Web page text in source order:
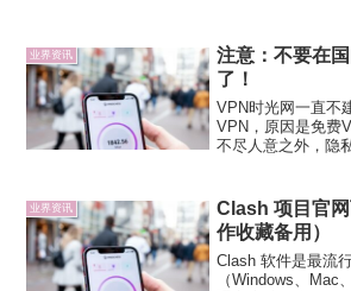
业界资讯
注意：不要在
了！
VPN时光网一直不
VPN，原因是免费
不尽人意之外，隐
可靠。该报告显示
VPN应用程序中...
业界资讯
Clash 项目官
作收藏备用）
Clash 软件是最流
（Windows、Mac